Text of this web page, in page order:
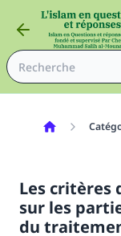
Les critères
sur les
du